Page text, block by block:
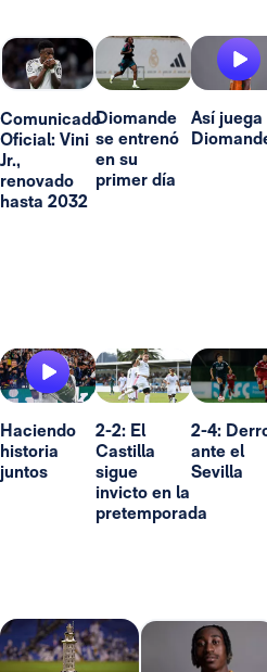
Comunicado
Oficial: Vini
Jr.,
renovado
hasta 2032
Diomande
se entrenó
en su
primer día
Así juega
Haciendo
historia
juntos
2-2: El
Castilla
sigue
invicto en la
pretemporada
2-4:
ante el
Sevilla